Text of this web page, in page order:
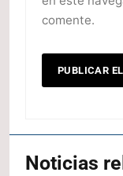
comente.
Noticias